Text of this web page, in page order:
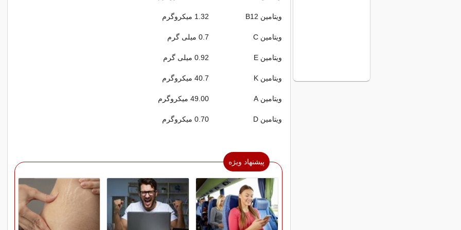
ویتامین B12 1.32 میکروگرم
ویتامین C 0.7 میلی گرم
ویتامین E 0.92 میلی گرم
ویتامین K 40.7 میکروگرم
ویتامین A 49.00 میکروگرم
ویتامین D 0.70 میکروگرم
پیشنهاد ویژه